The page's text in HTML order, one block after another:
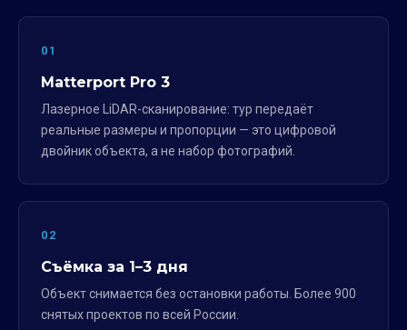
01
Matterport Pro 3
Лазерное LiDAR-сканирование: тур передаёт
реальные размеры и пропорции — это цифровой
двойник объекта, а не набор фотографий.
02
Съёмка за 1–3 дня
Объект снимается без остановки работы. Более 900
снятых проектов по всей России.